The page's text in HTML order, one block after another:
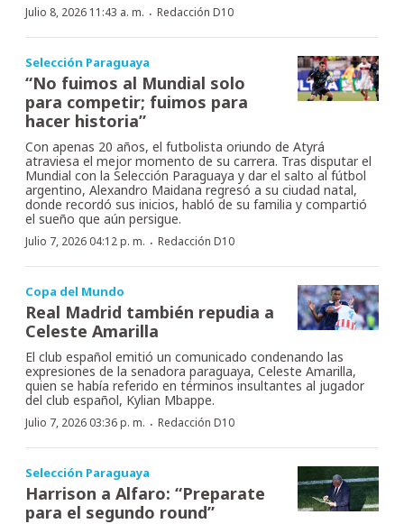
Julio 8, 2026 11:43 a. m. · Redacción D10
Selección Paraguaya
“No fuimos al Mundial solo
para competir; fuimos para
hacer historia”
Con apenas 20 años, el futbolista oriundo de Atyrá
atraviesa el mejor momento de su carrera. Tras disputar el
Mundial con la Selección Paraguaya y dar el salto al fútbol
argentino, Alexandro Maidana regresó a su ciudad natal,
donde recordó sus inicios, habló de su familia y compartió
el sueño que aún persigue.
Julio 7, 2026 04:12 p. m. · Redacción D10
Copa del Mundo
Real Madrid también repudia a
Celeste Amarilla
El club español emitió un comunicado condenando las
expresiones de la senadora paraguaya, Celeste Amarilla,
quien se había referido en términos insultantes al jugador
del club español, Kylian Mbappe.
Julio 7, 2026 03:36 p. m. · Redacción D10
Selección Paraguaya
Harrison a Alfaro: “Preparate
para el segundo round”